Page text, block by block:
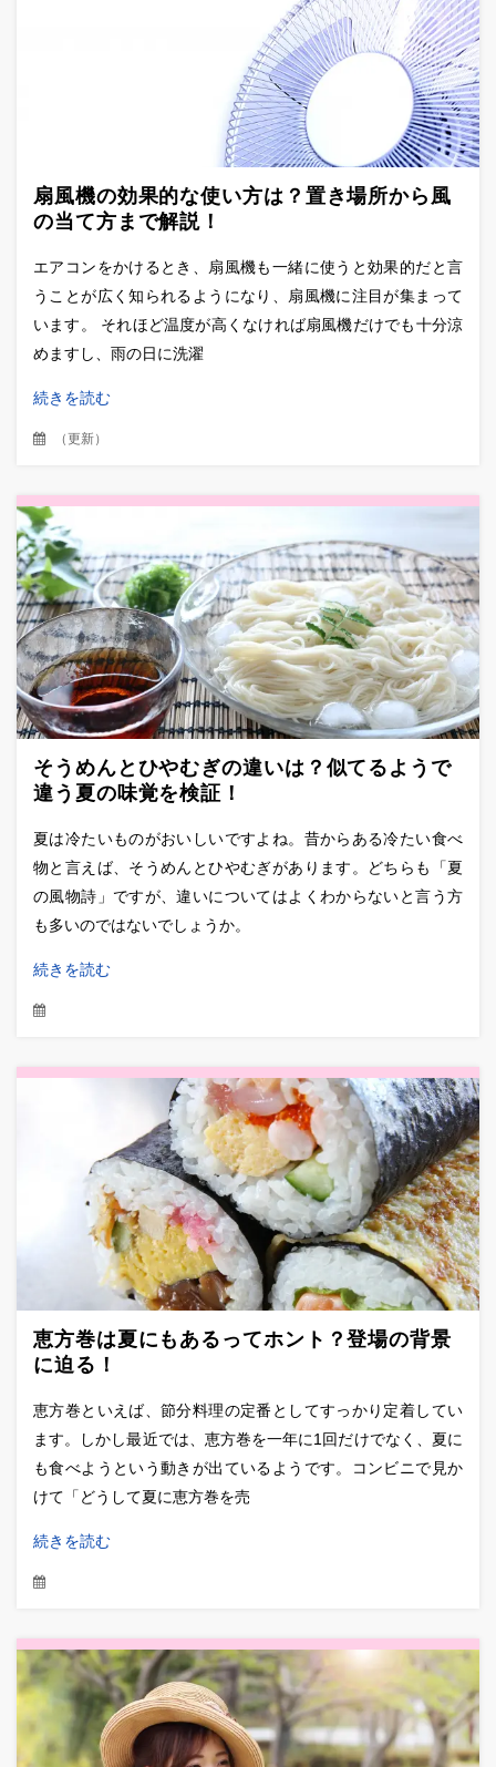
扇風機の効果的な使い方は？置き場所から風
の当て方まで解説！
エアコンをかけるとき、扇風機も一緒に使うと効果的だと言
うことが広く知られるようになり、扇風機に注目が集まって
います。 それほど温度が高くなければ扇風機だけでも十分涼
めますし、雨の日に洗濯
続きを読む
（更新）
そうめんとひやむぎの違いは？似てるようで
違う夏の味覚を検証！
夏は冷たいものがおいしいですよね。昔からある冷たい食べ
物と言えば、そうめんとひやむぎがあります。どちらも「夏
の風物詩」ですが、違いについてはよくわからないと言う方
も多いのではないでしょうか。
続きを読む
恵方巻は夏にもあるってホント？登場の背景
に迫る！
恵方巻といえば、節分料理の定番としてすっかり定着してい
ます。しかし最近では、恵方巻を一年に1回だけでなく、夏に
も食べようという動きが出ているようです。コンビニで見か
けて「どうして夏に恵方巻を売
続きを読む